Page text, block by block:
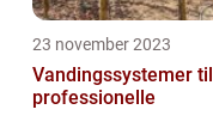
23 november 2023
Vandingssystemer til
professionelle